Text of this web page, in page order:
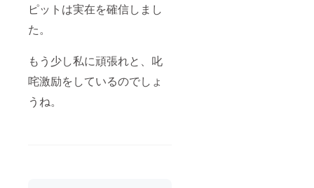
ピットは実在を確信しまし
た。
もう少し私に頑張れと、叱
咤激励をしているのでしょ
うね。